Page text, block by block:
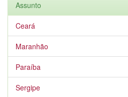
Assunto
Ceará
Maranhão
Paraíba
Sergipe